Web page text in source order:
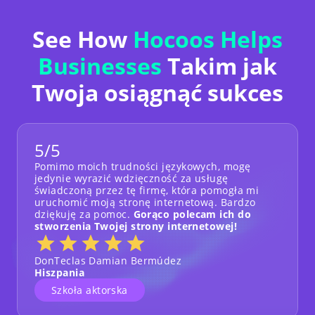
See How Hocoos Helps
Businesses Takim jak
Twoja osiągnąć sukces
5/5
Pomimo moich trudności językowych, mogę
jedynie wyrazić wdzięczność za usługę
świadczoną przez tę firmę, która pomogła mi
uruchomić moją stronę internetową. Bardzo
dziękuję za pomoc. Gorąco polecam ich do
stworzenia Twojej strony internetowej!
DonTeclas Damian Bermúdez
Hiszpania
Szkoła aktorska